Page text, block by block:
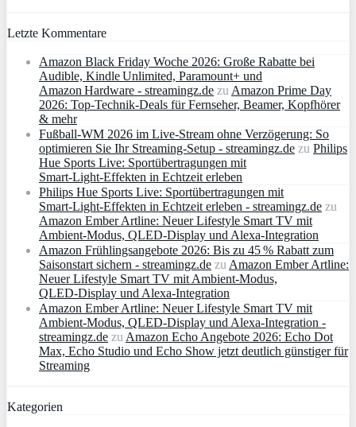
Letzte Kommentare
Amazon Black Friday Woche 2026: Große Rabatte bei
Audible, Kindle Unlimited, Paramount+ und
Amazon Hardware - streamingz.de zu Amazon Prime Day
2026: Top-Technik-Deals für Fernseher, Beamer, Kopfhörer
& mehr
Fußball-WM 2026 im Live-Stream ohne Verzögerung: So
optimieren Sie Ihr Streaming-Setup - streamingz.de zu Philips
Hue Sports Live: Sportübertragungen mit
Smart‑Light‑Effekten in Echtzeit erleben
Philips Hue Sports Live: Sportübertragungen mit
Smart‑Light‑Effekten in Echtzeit erleben - streamingz.de zu
Amazon Ember Artline: Neuer Lifestyle Smart TV mit
Ambient‑Modus, QLED‑Display und Alexa‑Integration
Amazon Frühlingsangebote 2026: Bis zu 45 % Rabatt zum
Saisonstart sichern - streamingz.de zu Amazon Ember Artline:
Neuer Lifestyle Smart TV mit Ambient‑Modus,
QLED‑Display und Alexa‑Integration
Amazon Ember Artline: Neuer Lifestyle Smart TV mit
Ambient‑Modus, QLED‑Display und Alexa‑Integration -
streamingz.de zu Amazon Echo Angebote 2026: Echo Dot
Max, Echo Studio und Echo Show jetzt deutlich günstiger für
Streaming
Kategorien